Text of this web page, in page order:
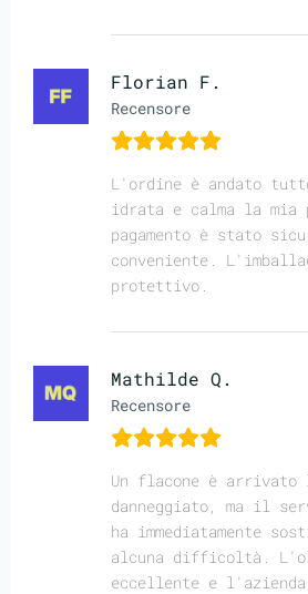
Florian F.
Recensore
L'ordine è andato
idrata e calma la
pagamento è stato
conveniente.
protettivo.
Mathilde Q.
Recensore
Un flacone è arrivato
danneggiato, ma il
ha immediatamente
alcuna difficoltà.
eccellente e